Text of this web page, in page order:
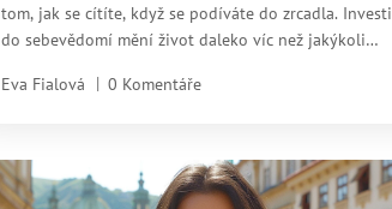
tom, jak se cítíte, když se podíváte do zrcadla.
do sebevědomí mění život daleko víc než jakýkoli
Eva Fialová
0 Komentáře